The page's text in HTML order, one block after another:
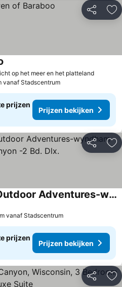
Delen
op het meer en het platteland
vanaf Stadscentrum
prijzen
Prijzen bekijken
Delen
Water Park Access, Outdoor Adventures-wyndham Glacier Canyon -2 Bd. Dlx.
vanaf Stadscentrum
prijzen
Prijzen bekijken
Delen